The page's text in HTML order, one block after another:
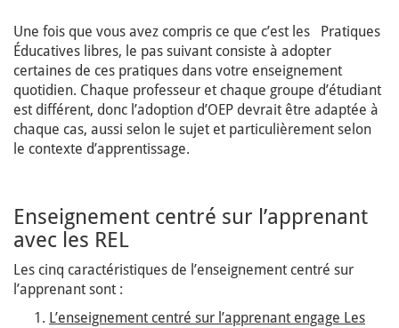
Une fois que vous avez compris ce que c’est les Pratiques
Éducatives libres, le pas suivant consiste à adopter
certaines de ces pratiques dans votre enseignement
quotidien. Chaque professeur et chaque groupe d’étudiant
est différent, donc l’adoption d’OEP devrait être adaptée à
chaque cas, aussi selon le sujet et particulièrement selon
le contexte d’apprentissage.
Enseignement centré sur l’apprenant
avec les REL
Les cinq caractéristiques de l’enseignement centré sur
l’apprenant sont :
L’enseignement centré sur l’apprenant engage Les